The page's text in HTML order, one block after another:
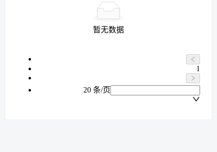
暂无数据
1
20 条/页